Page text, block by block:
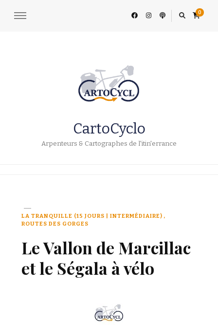
0
CartoCyclo
Arpenteurs & Cartographes de l'itin'errance
LA TRANQUILLE (15 JOURS | INTERMÉDIAIRE)
ROUTES DES GORGES
Le Vallon de Marcillac
et le Ségala à vélo